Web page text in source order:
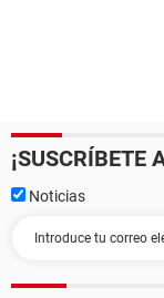
¡SUSCRÍBETE
Noticias